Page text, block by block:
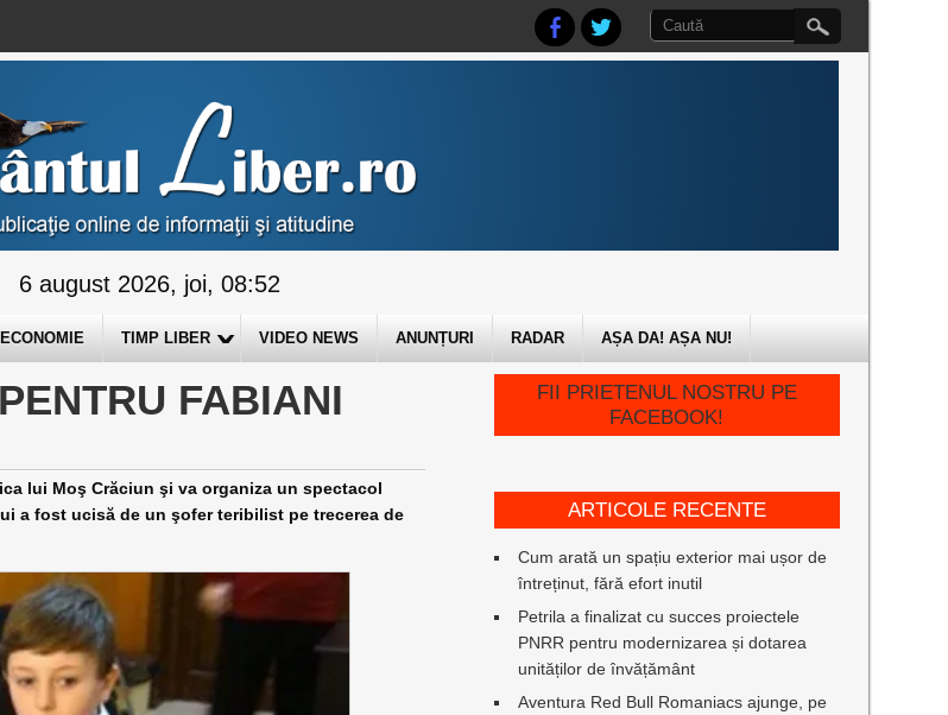
6 august 2026, joi, 08:52
ECONOMIE TIMP LIBER VIDEO NEWS ANUNȚURI RADAR AȘA DA! AȘA NU!
FABIANI
lui Moş Crăciun şi va organiza un spectacol
a fost ucisă de un şofer teribilist pe trecerea de
FII PRIETENUL NOSTRU PE
FACEBOOK!
ARTICOLE RECENTE
Cum arată un spațiu exterior mai ușor de
întreținut, fără efort inutil
Petrila a finalizat cu succes proiectele
PNRR pentru modernizarea și dotarea
unităților de învățământ
Aventura Red Bull Romaniacs ajunge, pe